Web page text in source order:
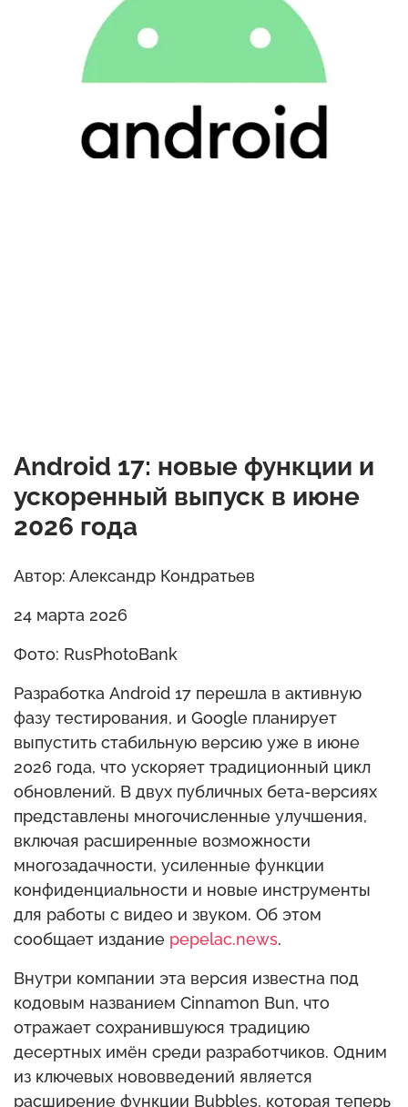
Android 17: новые функции и
ускоренный выпуск в июне
2026 года
Автор: Александр Кондратьев
24 марта 2026
Фото: RusPhotoBank
Разработка Android 17 перешла в активную
фазу тестирования, и Google планирует
выпустить стабильную версию уже в июне
2026 года, что ускоряет традиционный цикл
обновлений. В двух публичных бета-версиях
представлены многочисленные улучшения,
включая расширенные возможности
многозадачности, усиленные функции
конфиденциальности и новые инструменты
для работы с видео и звуком. Об этом
сообщает издание pepelac.news.
Внутри компании эта версия известна под
кодовым названием Cinnamon Bun, что
отражает сохранившуюся традицию
десертных имён среди разработчиков. Одним
из ключевых нововведений является
расширение функции Bubbles, которая теперь